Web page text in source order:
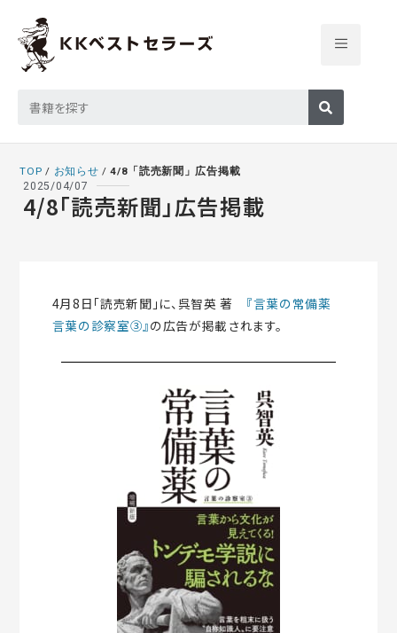
TOP / お知らせ /4/8「読売新聞」広告掲載
2025/04/07
4/8「読売新聞」広告掲載
4月8日「読売新聞」に、呉智英 著 『言葉の常備薬
言葉の診察室③』の広告が掲載されます。